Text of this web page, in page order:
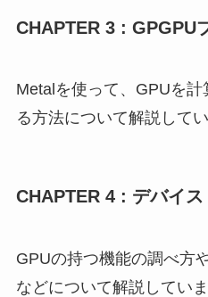
CHAPTER 3 : GPGPU
Metalを使って、GPUを
る方法について解説してい
CHAPTER 4 : デバイス
GPUの持つ機能の調べ方
などについて解説していま